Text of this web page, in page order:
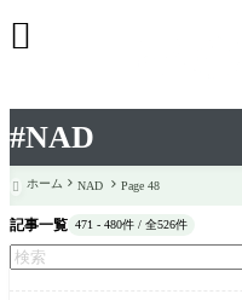
#NAD

 ホーム NAD Page 48
記事一覧 471 - 480件 / 全526件